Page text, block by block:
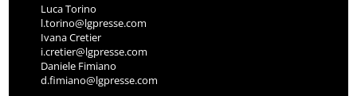
Luca Torino
l.torino@lgpresse.com
Ivana Cretier
i.cretier@lgpresse.com
Daniele Fimiano
d.fimiano@lgpresse.com